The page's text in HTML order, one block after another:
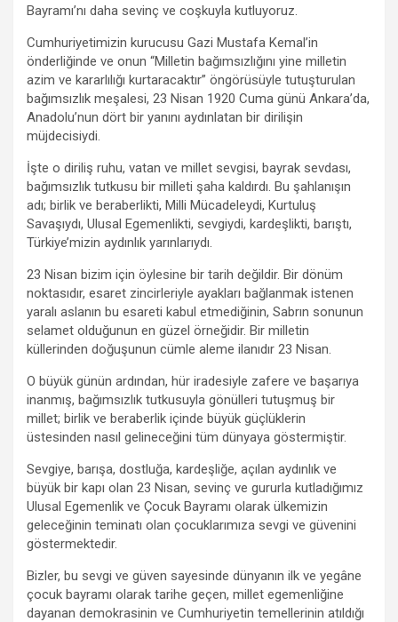
Bayramı’nı daha sevinç ve coşkuyla kutluyoruz.
Cumhuriyetimizin kurucusu Gazi Mustafa Kemal’in
önderliğinde ve onun “Milletin bağımsızlığını yine milletin
azim ve kararlılığı kurtaracaktır” öngörüsüyle tutuşturulan
bağımsızlık meşalesi, 23 Nisan 1920 Cuma günü Ankara’da,
Anadolu’nun dört bir yanını aydınlatan bir dirilişin
müjdecisiydi.
İşte o diriliş ruhu, vatan ve millet sevgisi, bayrak sevdası,
bağımsızlık tutkusu bir milleti şaha kaldırdı. Bu şahlanışın
adı; birlik ve beraberlikti, Milli Mücadeleydi, Kurtuluş
Savaşıydı, Ulusal Egemenlikti, sevgiydi, kardeşlikti, barıştı,
Türkiye’mizin aydınlık yarınlarıydı.
23 Nisan bizim için öylesine bir tarih değildir. Bir dönüm
noktasıdır, esaret zincirleriyle ayakları bağlanmak istenen
yaralı aslanın bu esareti kabul etmediğinin, Sabrın sonunun
selamet olduğunun en güzel örneğidir. Bir milletin
küllerinden doğuşunun cümle aleme ilanıdır 23 Nisan.
O büyük günün ardından, hür iradesiyle zafere ve başarıya
inanmış, bağımsızlık tutkusuyla gönülleri tutuşmuş bir
millet; birlik ve beraberlik içinde büyük güçlüklerin
üstesinden nasıl gelineceğini tüm dünyaya göstermiştir.
Sevgiye, barışa, dostluğa, kardeşliğe, açılan aydınlık ve
büyük bir kapı olan 23 Nisan, sevinç ve gururla kutladığımız
Ulusal Egemenlik ve Çocuk Bayramı olarak ülkemizin
geleceğinin teminatı olan çocuklarımıza sevgi ve güvenini
göstermektedir.
Bizler, bu sevgi ve güven sayesinde dünyanın ilk ve yegâne
çocuk bayramı olarak tarihe geçen, millet egemenliğine
dayanan demokrasinin ve Cumhuriyetin temellerinin atıldığı